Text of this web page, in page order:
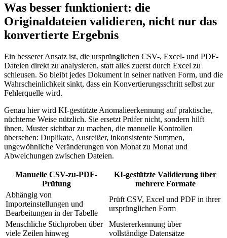
Was besser funktioniert: die
Originaldateien validieren, nicht nur das
konvertierte Ergebnis
Ein besserer Ansatz ist, die ursprünglichen CSV-, Excel- und PDF-
Dateien direkt zu analysieren, statt alles zuerst durch Excel zu
schleusen. So bleibt jedes Dokument in seiner nativen Form, und die
Wahrscheinlichkeit sinkt, dass ein Konvertierungsschritt selbst zur
Fehlerquelle wird.
Genau hier wird KI-gestützte Anomalieerkennung auf praktische,
nüchterne Weise nützlich. Sie ersetzt Prüfer nicht, sondern hilft
ihnen, Muster sichtbar zu machen, die manuelle Kontrollen
übersehen: Duplikate, Ausreißer, inkonsistente Summen,
ungewöhnliche Veränderungen von Monat zu Monat und
Abweichungen zwischen Dateien.
Manuelle CSV-zu-PDF-
Prüfung
KI-gestützte Validierung über
mehrere Formate
Abhängig von
Importeinstellungen und
Bearbeitungen in der Tabelle
Prüft CSV, Excel und PDF in ihrer
ursprünglichen Form
Menschliche Stichproben über
viele Zeilen hinweg
Mustererkennung über
vollständige Datensätze